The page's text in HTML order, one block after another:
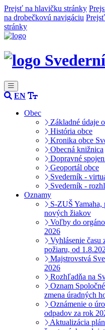
Prejsť na hlavičku stránky
na drobečkovú navigáciu
stránky
EN
Obec
Základné údaje
História obce
Kronika obce
Obecná knižnica
Dopravné
Geoportál obce
Svederník -
Svederník -
Oznamy
S-ZUŠ
nových žiakov
Voľby do
2026
Vyhlásenie času
požiaru, od
Majstrovstvá
2026
Rozhľadňa na
Oznam
zmena úradných
Oznámenie o
odpadov za rok
Aktualizácia